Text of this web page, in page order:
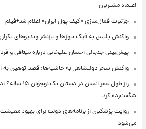
اعتماد مشتریان
جزئیات فعال‌سازی «کیف پول ایران» اعلام شد+فیلم
واکنش پلیس به فیک نیوزها و بازنشر ویدیوهای
پیش‌بینی جنجالی احسان علیخانی درباره میثاقی و
واکنش سحر دولتشاهی به حاشیه‌ها: قصد توهین به
راز طول عمر انسان در
شگفت‌زده کرد
روایت پزشکیان از برنامه‌های دولت برای بهبود
می‌شود